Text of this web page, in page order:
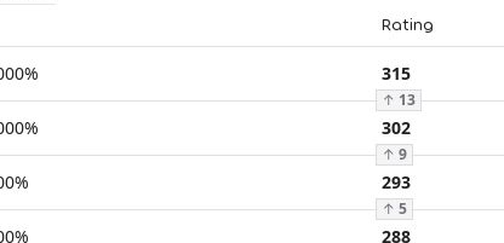
Rating
% 315
↑ 13
% 302
↑ 9
% 293
↑ 5
% 288